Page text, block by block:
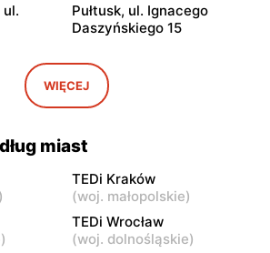
Pułtusk, ul. Ignacego
Daszyńskiego 15
TEDi
Rawa Mazowiecka, ul.
Targowa 8
TEDi
TEDi
Radom, ul. Wandy
WIĘCEJ
miast
)
TEDi Kraków
(woj. małopolskie)
)
TEDi Wrocław
(woj. dolnośląskie)